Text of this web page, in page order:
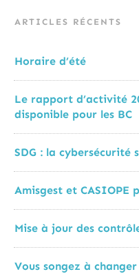
ARTICLES RÉCENTS
Horaire d’été
Le rapport d’activité
disponible pour les BC
SDG : la cybersécurité
Amisgest et CASIOPE
Mise à jour des
Vous songez à